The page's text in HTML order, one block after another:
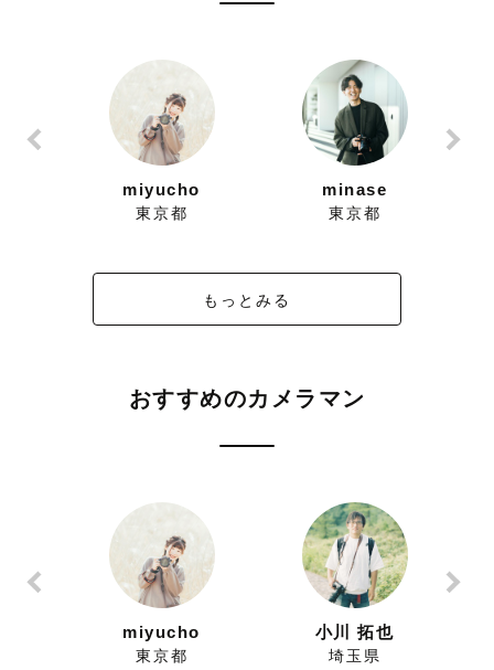
miyucho
東京都
minase
東京都
もっとみる
おすすめのカメラマン
miyucho
東京都
小川 拓也
埼玉県